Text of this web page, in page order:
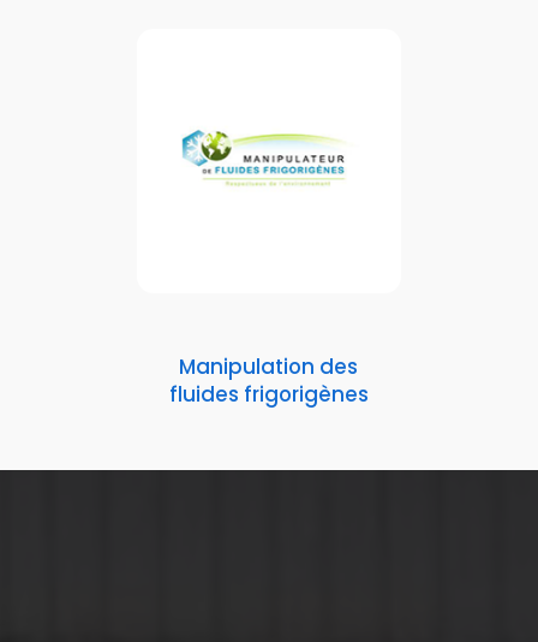
Manipulation des
fluides frigorigènes